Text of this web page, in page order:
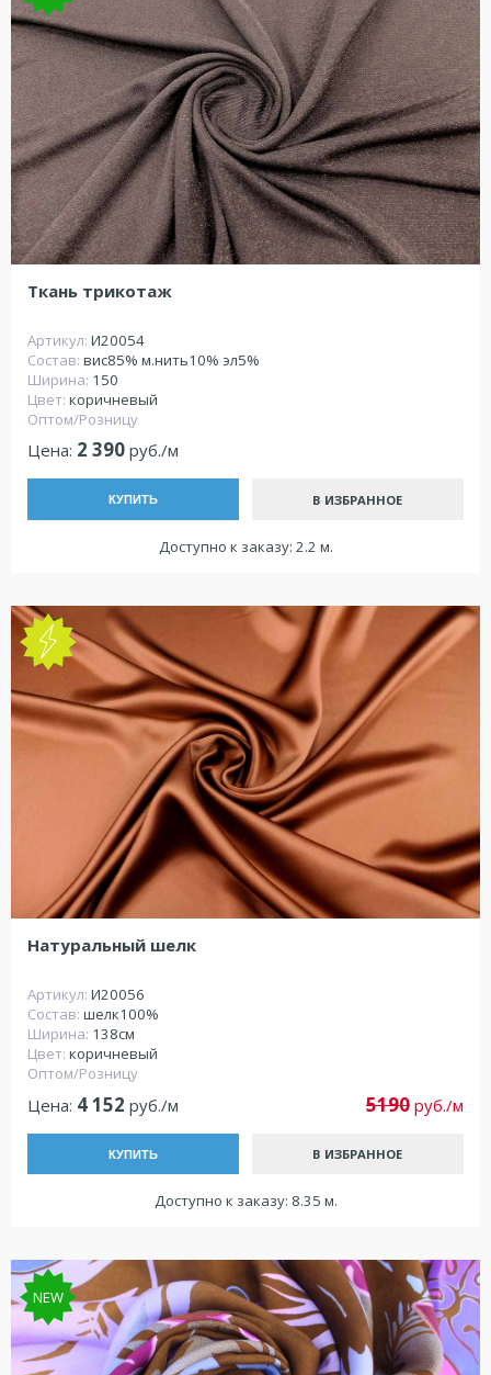
Ткань трикотаж
Артикул: И20054
Состав: вис85% м.нить10% эл5%
Ширина: 150
Цвет: коричневый
Оптом/Розницу
Цена: 2 390 руб./м
КУПИТЬ В ИЗБРАННОЕ
Доступно к заказу: 2.2 м.
NEW
Натуральный шелк
Артикул: И20056
Состав: шелк100%
Ширина: 138см
Цвет: коричневый
Оптом/Розницу
Цена: 4 152 руб./м 5190 руб./м
КУПИТЬ В ИЗБРАННОЕ
Доступно к заказу: 8.35 м.
NEW